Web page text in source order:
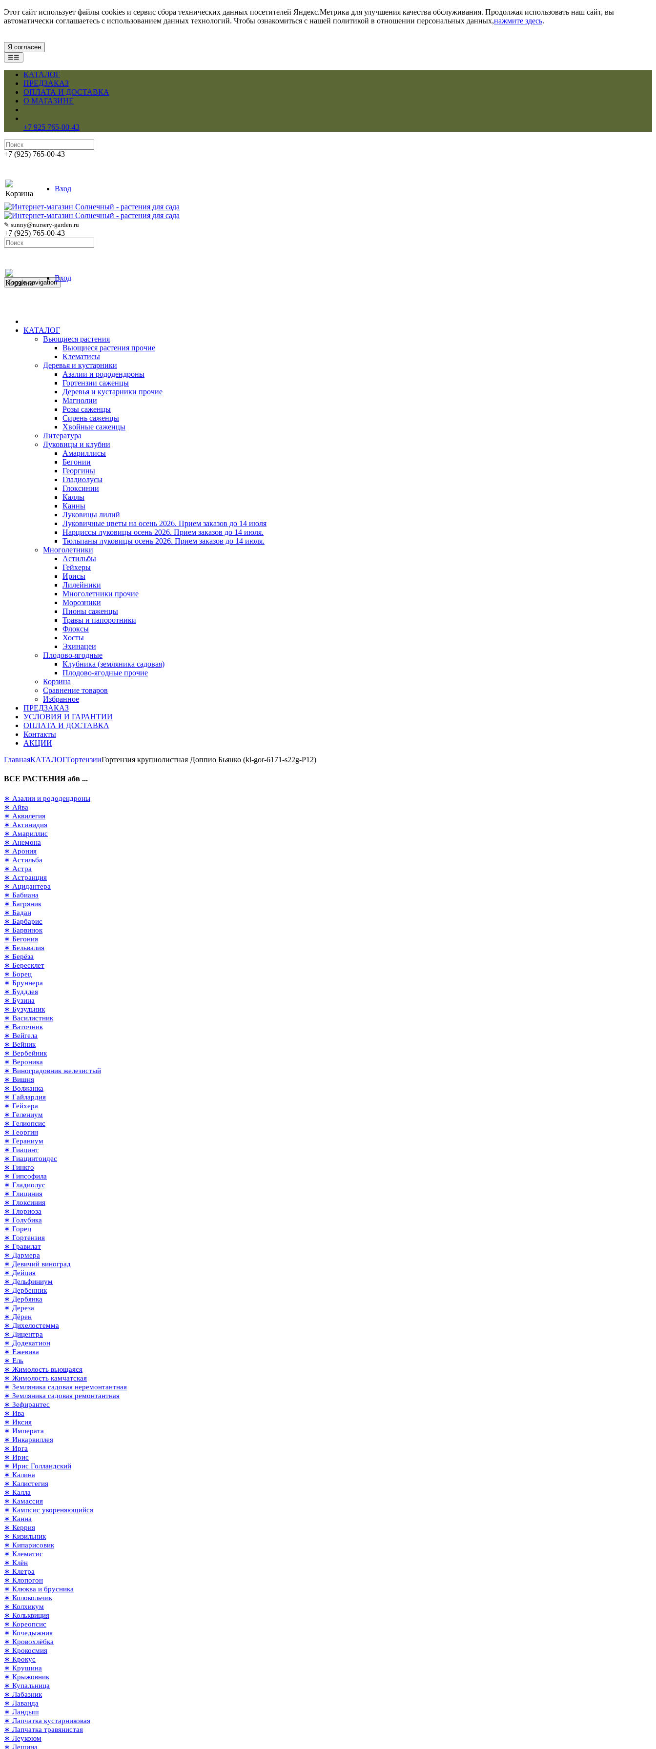
Этот сайт использует файлы cookies и сервис сбора технических данных посетителей Яндекс.Метрика для улучшения качества обслуживания. Продолжая использовать наш сайт, вы
автоматически соглашаетесь с использованием данных технологий. Чтобы ознакомиться с нашей политикой в отношении персональных данных,нажмите здесь.
Я согласен
☰☰
КАТАЛОГ
ПРЕДЗАКАЗ
ОПЛАТА И ДОСТАВКА
О МАГАЗИНЕ
+7 925 765-00-43
+7 (925) 765-00-43
Корзина
Вход
✎ sunny@nursery-garden.ru
+7 (925) 765-00-43
Корзина
Вход
Toggle navigation
КАТАЛОГ
Вьющиеся растения
Вьющиеся растения прочие
Клематисы
Деревья и кустарники
Азалии и рододендроны
Гортензии саженцы
Деревья и кустарники прочие
Магнолии
Розы саженцы
Сирень саженцы
Хвойные саженцы
Литература
Луковицы и клубни
Амариллисы
Бегонии
Георгины
Гладиолусы
Глоксинии
Каллы
Канны
Луковицы лилий
Луковичные цветы на осень 2026. Прием заказов до 14 июля
Нарциссы луковицы осень 2026. Прием заказов до 14 июля.
Тюльпаны луковицы осень 2026. Прием заказов до 14 июля.
Многолетники
Астильбы
Гейхеры
Ирисы
Лилейники
Многолетники прочие
Морозники
Пионы саженцы
Травы и папоротники
Флоксы
Хосты
Эхинацеи
Плодово-ягодные
Клубника (земляника садовая)
Плодово-ягодные прочие
Корзина
Сравнение товаров
Избранное
ПРЕДЗАКАЗ
УСЛОВИЯ И ГАРАНТИИ
ОПЛАТА И ДОСТАВКА
Контакты
АКЦИИ
ГлавнаяКАТАЛОГГортензииГортензия крупнолистная Доппио Бьянко (kl-gor-6171-s22g-P12)
ВСЕ РАСТЕНИЯ абв ...
∗ Азалии и рододендроны
∗ Айва
∗ Аквилегия
∗ Актинидия
∗ Амариллис
∗ Анемона
∗ Арония
∗ Астильба
∗ Астра
∗ Астранция
∗ Ацидантера
∗ Бабиана
∗ Багряник
∗ Бадан
∗ Барбарис
∗ Барвинок
∗ Бегония
∗ Бельвалия
∗ Берёза
∗ Бересклет
∗ Борец
∗ Бруннера
∗ Буддлея
∗ Бузина
∗ Бузульник
∗ Василистник
∗ Ваточник
∗ Вейгела
∗ Вейник
∗ Вербейник
∗ Вероника
∗ Виноградовник железистый
∗ Вишня
∗ Волжанка
∗ Гайлардия
∗ Гейхера
∗ Гелениум
∗ Гелиопсис
∗ Георгин
∗ Гераниум
∗ Гиацинт
∗ Гиацинтоидес
∗ Гинкго
∗ Гипсофила
∗ Гладиолус
∗ Глициния
∗ Глоксиния
∗ Глориоза
∗ Голубика
∗ Горец
∗ Гортензия
∗ Гравилат
∗ Дармера
∗ Девичий виноград
∗ Дейция
∗ Дельфиниум
∗ Дербенник
∗ Дербянка
∗ Дереза
∗ Дёрен
∗ Дихелостемма
∗ Дицентра
∗ Додекатион
∗ Ежевика
∗ Ель
∗ Жимолость вьющаяся
∗ Жимолость камчатская
∗ Земляника садовая неремонтантная
∗ Земляника садовая ремонтантная
∗ Зефирантес
∗ Ива
∗ Иксия
∗ Императа
∗ Инкарвиллея
∗ Ирга
∗ Ирис
∗ Ирис Голландский
∗ Калина
∗ Калистегия
∗ Калла
∗ Камассия
∗ Кампсис укореняющийся
∗ Канна
∗ Керрия
∗ Кизильник
∗ Кипарисовик
∗ Клематис
∗ Клён
∗ Клетра
∗ Клопогон
∗ Клюква и брусника
∗ Колокольчик
∗ Колхикум
∗ Кольквиция
∗ Кореопсис
∗ Кочедыжник
∗ Кровохлёбка
∗ Крокосмия
∗ Крокус
∗ Крушина
∗ Крыжовник
∗ Купальница
∗ Лабазник
∗ Лаванда
∗ Ландыш
∗ Лапчатка кустарниковая
∗ Лапчатка травянистая
∗ Леукоюм
∗ Лещина